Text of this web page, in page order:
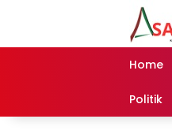
Home
Politik